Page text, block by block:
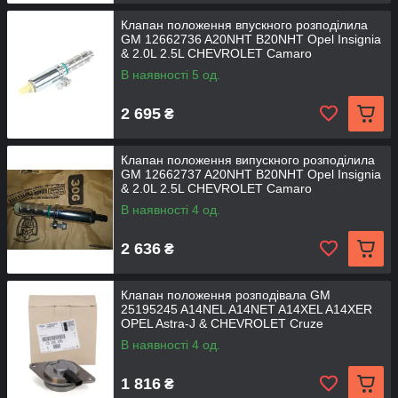
Клапан положення впускного розподілила
GM 12662736 A20NHT B20NHT Opel Insignia
& 2.0L 2.5L CHEVROLET Camaro
В наявності 5 од.
2 695 ₴
Клапан положення випускного розподілила
GM 12662737 A20NHT B20NHT Opel Insignia
& 2.0L 2.5L CHEVROLET Camaro
В наявності 4 од.
2 636 ₴
Клапан положення розподівала GM
25195245 A14NEL A14NET A14XEL A14XER
OPEL Astra-J & CHEVROLET Cruze
В наявності 4 од.
1 816 ₴